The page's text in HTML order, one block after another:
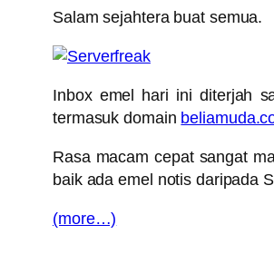
Salam sejahtera buat semua.
Inbox emel hari ini diterjah
termasuk domain
Rasa macam cepat sangat
baik ada emel notis daripada
(more…)